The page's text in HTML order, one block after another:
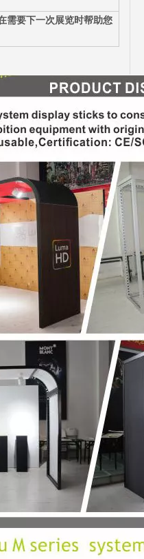
需要下一次展览时帮助您